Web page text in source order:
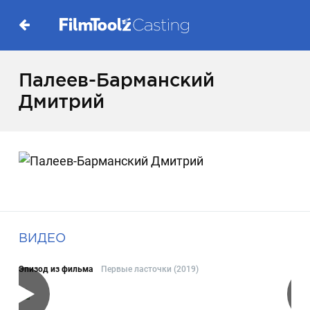
Палеев-Барманский
Дмитрий
ВИДЕО
Эпизод из фильма Первые ласточки (2019)